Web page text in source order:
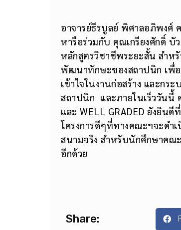
อาจารย์ธีรบูลย์ พิศาลอภิพง
หารือร่วมกับ คุณเกรียงศักดิ์ บั
หลักสูตรวิชาชีพระยะสั้น สำห
พัฒนาทักษะของสถาปนิก เพื่อ
เข้าใจในงานก่อสร้าง และกร
สถาปนิก และภายในเร็ววันนี้
และ WELL GRADED ยังยิน
โครงการดีๆที่ทางคณะฯจะดำ
สนามจริง สำหรับนักศึกษาคณ
อีกด้วย
Share: